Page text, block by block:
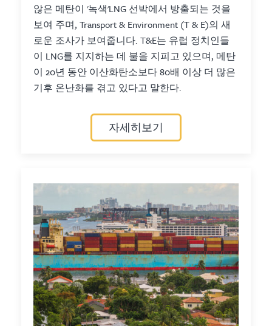
않은 메탄이 '녹색'LNG 선박에서 방출되는 것을
보여 주며, Transport & Environment (T & E)의 새
로운 조사가 보여줍니다. T&E는 유럽 정치인들
이 LNG를 지지하는 데 불을 지피고 있으며, 메탄
이 20년 동안 이산화탄소보다 80배 이상 더 많은
기후 온난화를 겪고 있다고 말한다.
자세히보기